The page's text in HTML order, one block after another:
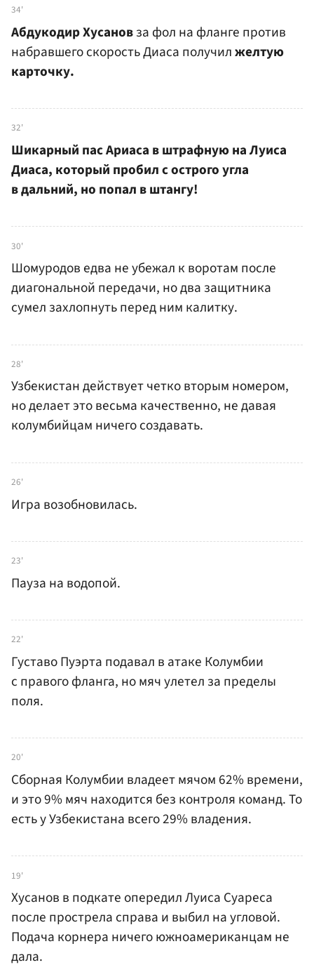
34'
Абдукодир Хусановза фол на фланге против
набравшего скорость Диаса получилжелтую
карточку.
32'
Шикарный пас Ариаса в штрафную на Луиса
Диаса, который пробил с острого угла
в дальний, но попал в штангу!
30'
Шомуродов едва не убежал к воротам после
диагональной передачи, но два защитника
сумел захлопнуть перед ним калитку.
28'
Узбекистан действует четко вторым номером,
но делает это весьма качественно, не давая
колумбийцам ничего создавать.
26'
Игра возобновилась.
23'
Пауза на водопой.
22'
Густаво Пуэрта подавал в атаке Колумбии
с правого фланга, но мяч улетел за пределы
поля.
20'
Сборная Колумбии владеет мячом 62% времени,
и это 9% мяч находится без контроля команд. То
есть у Узбекистана всего 29% владения.
19'
Хусанов в подкате опередил Луиса Суареса
после прострела справа и выбил на угловой.
Подача корнера ничего южноамериканцам не
дала.